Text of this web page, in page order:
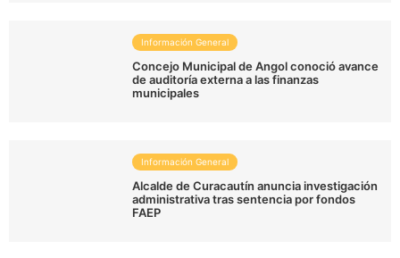
Información General
Concejo Municipal de Angol conoció avance
de auditoría externa a las finanzas
municipales
Información General
Alcalde de Curacautín anuncia investigación
administrativa tras sentencia por fondos
FAEP